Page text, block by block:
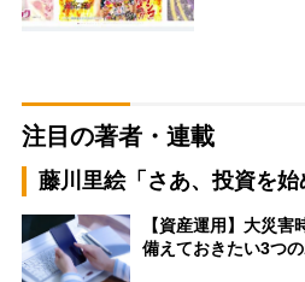
注目の著者・連載
藤川里絵「さあ、投資を始
【資産運用】大災
備えておきたい3つ